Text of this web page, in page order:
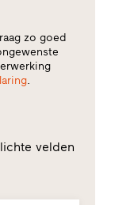
zo goed
.
velden